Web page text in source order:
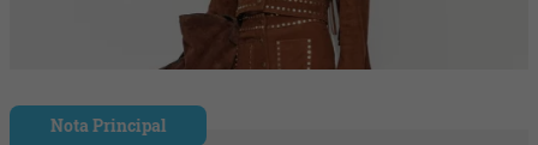
Nota Principal